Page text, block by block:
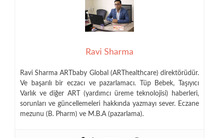
Ravi Sharma
Ravi Sharma ARTbaby Global (ARThealthcare) direktörüdür.
Ve başarılı bir eczacı ve pazarlamacı. Tüp Bebek, Taşıyıcı
Varlık ve diğer ART (yardımcı üreme teknolojisi) haberleri,
sorunları ve güncellemeleri hakkında yazmayı sever. Eczane
mezunu (B. Pharm) ve M.B.A (pazarlama).